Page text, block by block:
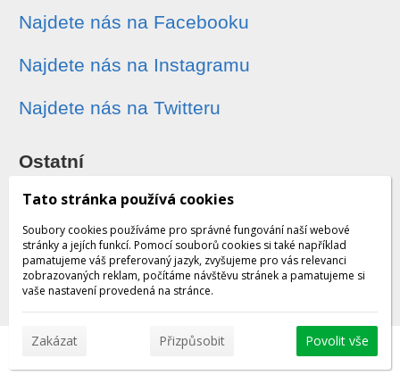
Najdete nás na Facebooku
Najdete nás na Instagramu
Najdete nás na Twitteru
Ostatní
Sledování zásilek
Dárkové poukazy
Obchodní podmínky - archiv
www.wexbo.com |Přihlásit
Tato stránka používá cookies
Soubory cookies používáme pro správné fungování naší webové
stránky a jejích funkcí. Pomocí souborů cookies si také například
pamatujeme váš preferovaný jazyk, zvyšujeme pro vás relevanci
zobrazovaných reklam, počítáme návštěvu stránek a pamatujeme si
vaše nastavení provedená na stránce.
Zakázat Přizpůsobit Povolit vše